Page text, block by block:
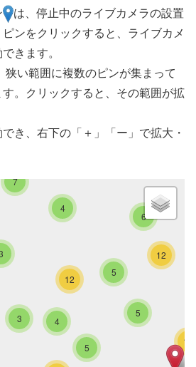
は、停止中のライブカメラの設置
ンをクリックすると、ライブカメ
きます。
狭い範囲に複数のピンが集まって
。クリックすると、その範囲が拡
き、右下の「＋」「ー」で拡大・
6
12
4
7
5
4
5
12
10
5
3